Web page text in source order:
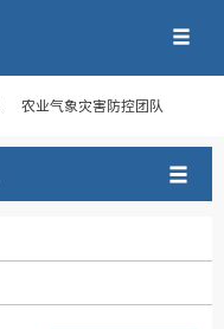
农业气象灾害防控团队